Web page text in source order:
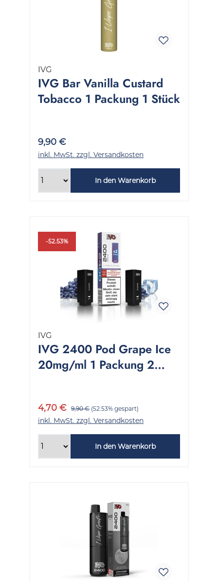
IVG
IVG Bar Vanilla Custard
Tobacco 1 Packung 1 Stück
9,90 €
inkl. MwSt. zzgl. Versandkosten
In den Warenkorb
-52.53%
IVG
IVG 2400 Pod Grape Ice
20mg/ml 1 Packung 2
4,70 € 9,90 € (52.53% gespart)
inkl. MwSt. zzgl. Versandkosten
In den Warenkorb